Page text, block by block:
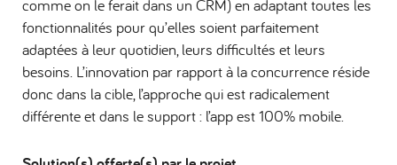
comme on le ferait dans un CRM) en adaptant toutes les
fonctionnalités pour qu’elles soient parfaitement
adaptées à leur quotidien, leurs difficultés et leurs
besoins. L’innovation par rapport à la concurrence réside
donc dans la cible, l’approche qui est radicalement
différente et dans le support : l’app est 100% mobile.